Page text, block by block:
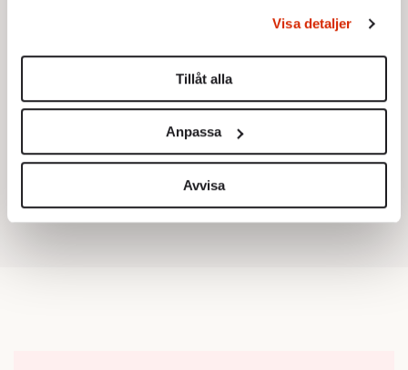
Du kan ändra eller dra tillbaka ditt samtycke när som
helst från cookie-förklaringen.
Vi använder enhetsidentifierare för att anpassa innehållet
för sociala medier och analysera vår trafik. Vi
vidarebefordrar även sådana identifierare och annan
information från din enhet till de sociala medier och
annons- och analysföretag som vi samarbetar med.
Dessa kan i sin tur kombinera informationen med annan
Visa detaljer
Tillåt alla
Anpassa
Avvisa